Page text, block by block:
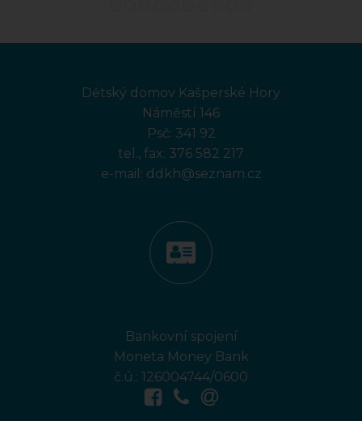
Dětský domov Kašperské Hory
Náměstí 146
Psč: 341 92
tel., fax: 376 582 217
e-mail: ddkh@seznam.cz
Bankovní spojení
Moneta Money Bank
č.ú.: 126004744/0600